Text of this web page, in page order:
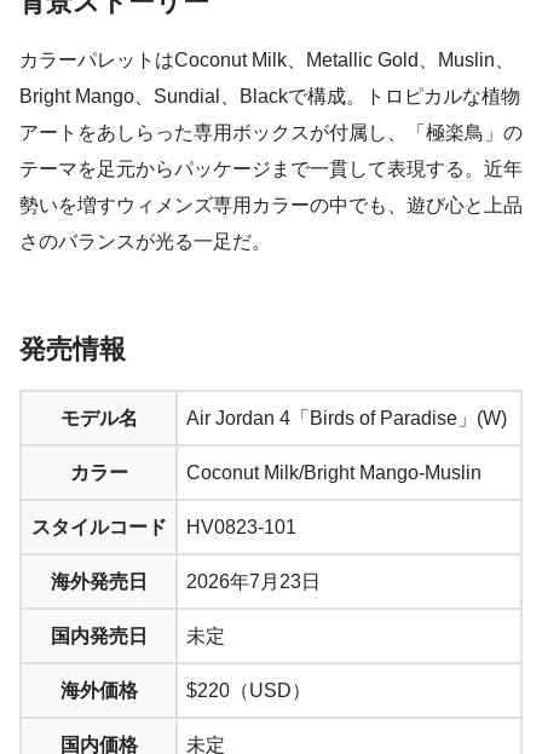
カラーパレットはCoconut Milk、Metallic Gold、Muslin、
Bright Mango、Sundial、Blackで構成。トロピカルな植物
アートをあしらった専用ボックスが付属し、「極楽鳥」の
テーマを足元からパッケージまで一貫して表現する。近年
勢いを増すウィメンズ専用カラーの中でも、遊び心と上品
さのバランスが光る一足だ。
発売情報
モデル名 Air Jordan 4「Birds of Paradise」(W)
カラー Coconut Milk/Bright Mango-Muslin
スタイルコード HV0823-101
海外発売日 2026年7月23日
国内発売日 未定
海外価格 $220（USD）
国内価格 未定